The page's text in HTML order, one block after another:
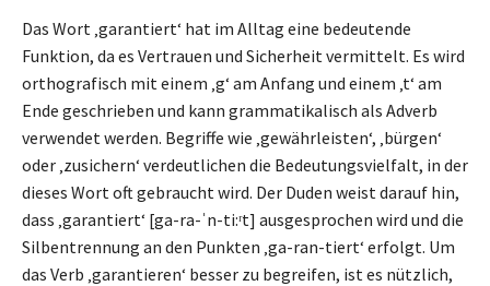
Das Wort ‚garantiert‘ hat im Alltag eine bedeutende
Funktion, da es Vertrauen und Sicherheit vermittelt. Es wird
orthografisch mit einem ‚g‘ am Anfang und einem ‚t‘ am
Ende geschrieben und kann grammatikalisch als Adverb
verwendet werden. Begriffe wie ‚gewährleisten‘, ‚bürgen‘
oder ‚zusichern‘ verdeutlichen die Bedeutungsvielfalt, in der
dieses Wort oft gebraucht wird. Der Duden weist darauf hin,
dass ‚garantiert‘ [ga-ra-ˈn-ti:ʳt] ausgesprochen wird und die
Silbentrennung an den Punkten ‚ga-ran-tiert‘ erfolgt. Um
das Verb ‚garantieren‘ besser zu begreifen, ist es nützlich,